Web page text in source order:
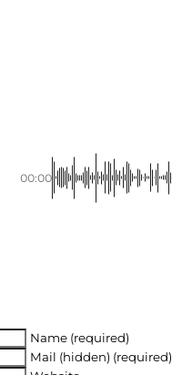
00:00
Name (required)
Mail (hidden) (required)